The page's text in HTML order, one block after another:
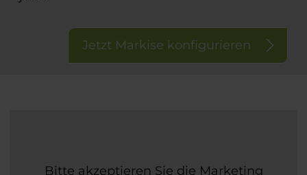
Jetzt Markise konfigurieren
Bitte akzeptieren Sie die Marketing